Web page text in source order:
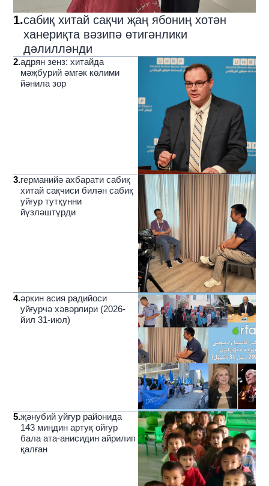
1.сабиқ хитай сақчи җаң ябониң хотән
ханериқта вәзипә өтигәнлики
дәлилләнди
2.адрян зенз: хитайда
мәҗбурий әмгәк көлими
йәнила зор
3.германийә ахбарати сабиқ
хитай сақчиси билән сабиқ
уйғур тутқунни
йүзләштүрди
4.әркин асия радийоси
уйғурчә хәвәрлири (2026-
йил 31-июл)
5.җәнубий уйғур районида
143 миңдин артуқ ойғур
бала ата-анисидин айрилип
қалған